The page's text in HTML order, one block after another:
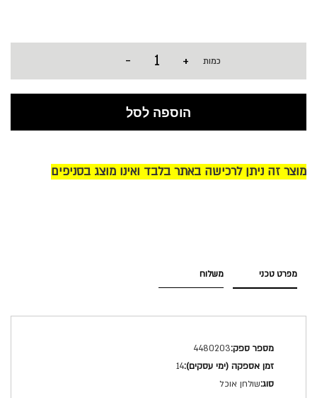
כמות +
-
הוספה לסל
מוצר זה ניתן לרכישה באתר בלבד ואינו מוצג בסניפים
מפרט טכני
מפרט
טכני
4480203
14
שולחן אוכל
משלוח